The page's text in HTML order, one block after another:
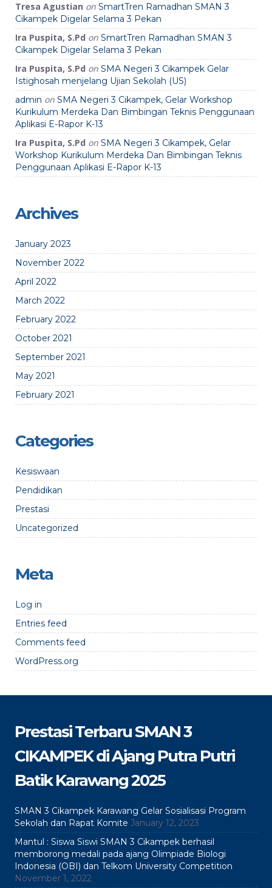
Tresa Agustian on SmartTren Ramadhan SMAN 3
Cikampek Digelar Selama 3 Pekan
Ira Puspita, S.Pd on SmartTren Ramadhan SMAN 3
Cikampek Digelar Selama 3 Pekan
Ira Puspita, S.Pd on SMA Negeri 3 Cikampek Gelar
Istighosah menjelang Ujian Sekolah (US)
admin on SMA Negeri 3 Cikampek, Gelar Workshop
Kurikulum Merdeka Dan Bimbingan Teknis Penggunaan
Aplikasi E-Rapor K-13
Ira Puspita, S.Pd on SMA Negeri 3 Cikampek, Gelar
Workshop Kurikulum Merdeka Dan Bimbingan Teknis
Penggunaan Aplikasi E-Rapor K-13
Archives
January 2023
November 2022
April 2022
March 2022
February 2022
October 2021
September 2021
May 2021
February 2021
Categories
Kesiswaan
Pendidikan
Prestasi
Uncategorized
Meta
Log in
Entries feed
Comments feed
WordPress.org
Prestasi Terbaru SMAN 3
CIKAMPEK di Ajang Putra Putri
Batik Karawang 2025
SMAN 3 Cikampek Karawang Gelar Sosialisasi Program
Sekolah dan Rapat Komite January 12, 2023
Mantul : Siswa Siswi SMAN 3 Cikampek berhasil
memborong medali pada ajang Olimpiade Biologi
Indonesia (OBI) dan Telkom University Competition
November 1, 2022